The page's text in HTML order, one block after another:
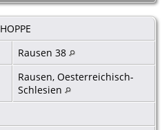
HOPPE
Rausen 38
Rausen, Oesterreichisch-
Schlesien